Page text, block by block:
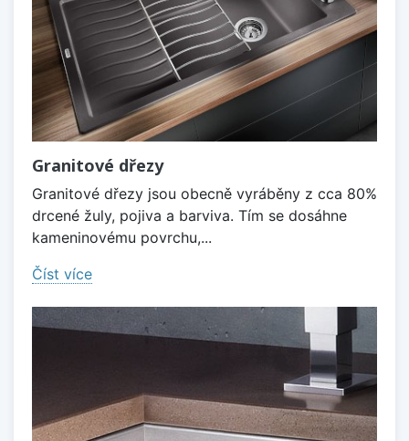
Granitové dřezy
Granitové dřezy jsou obecně vyráběny z cca 80%
drcené žuly, pojiva a barviva. Tím se dosáhne
kameninovému povrchu,...
Číst více